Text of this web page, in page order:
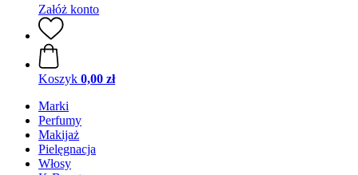
Załóż konto
Koszyk 0,00 zł
Marki
Perfumy
Makijaż
Pielęgnacja
Włosy